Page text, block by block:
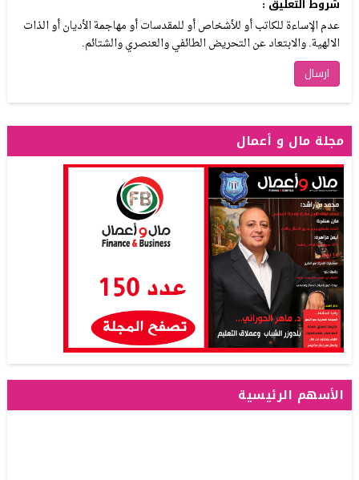
شروط التعليق :
عدم الإساءة للكاتب أو للأشخاص أو للمقدسات أو مهاجمة الأديان أو الذات
الالهية. والابتعاد عن التحريض الطائفي والعنصري والشتائم.
مجلة مال و أعمال
الأسهم الرئيسية